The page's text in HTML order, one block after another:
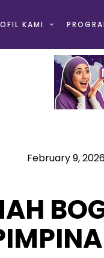
KAMI
February 9,